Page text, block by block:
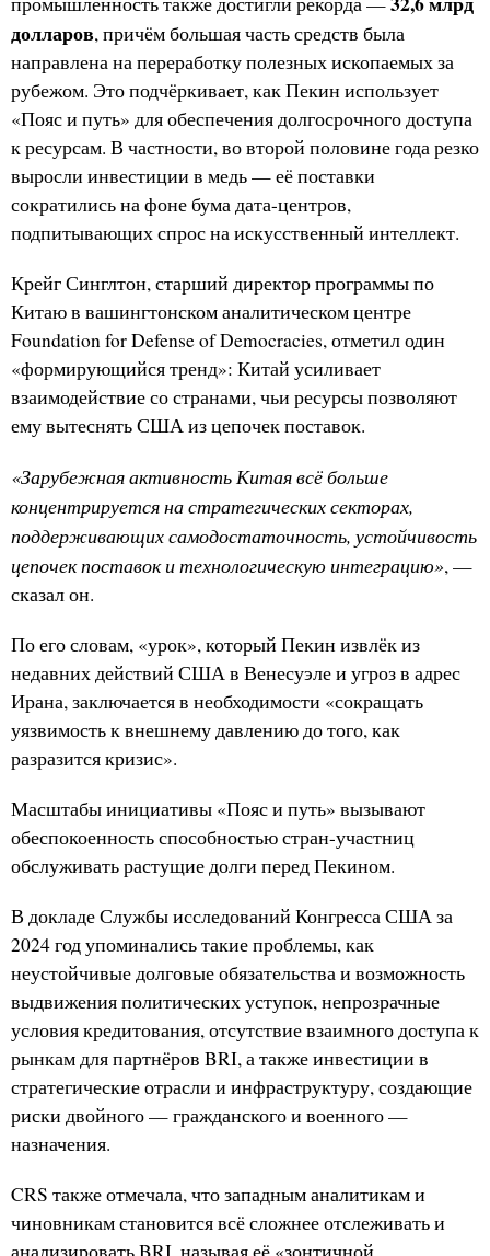
долларов, причём большая часть средств была
направлена на переработку полезных ископаемых за
рубежом. Это подчёркивает, как Пекин использует
«Пояс и путь» для обеспечения долгосрочного доступа
к ресурсам. В частности, во второй половине года резко
выросли инвестиции в медь — её поставки
сократились на фоне бума дата-центров,
подпитывающих спрос на искусственный интеллект.
Крейг Синглтон, старший директор программы по
Китаю в вашингтонском аналитическом центре
Foundation for Defense of Democracies, отметил один
«формирующийся тренд»: Китай усиливает
взаимодействие со странами, чьи ресурсы позволяют
ему вытеснять США из цепочек поставок.
«Зарубежная активность Китая всё больше
концентрируется на стратегических секторах,
поддерживающих самодостаточность, устойчивость
цепочек поставок и технологическую интеграцию», —
сказал он.
По его словам, «урок», который Пекин извлёк из
недавних действий США в Венесуэле и угроз в адрес
Ирана, заключается в необходимости «сокращать
уязвимость к внешнему давлению до того, как
разразится кризис».
Масштабы инициативы «Пояс и путь» вызывают
обеспокоенность способностью стран-участниц
обслуживать растущие долги перед Пекином.
В докладе Службы исследований Конгресса США за
2024 год упоминались такие проблемы, как
неустойчивые долговые обязательства и возможность
выдвижения политических уступок, непрозрачные
условия кредитования, отсутствие взаимного доступа к
рынкам для партнёров BRI, а также инвестиции в
стратегические отрасли и инфраструктуру, создающие
риски двойного — гражданского и военного —
назначения.
CRS также отмечала, что западным аналитикам и
чиновникам становится всё сложнее отслеживать и